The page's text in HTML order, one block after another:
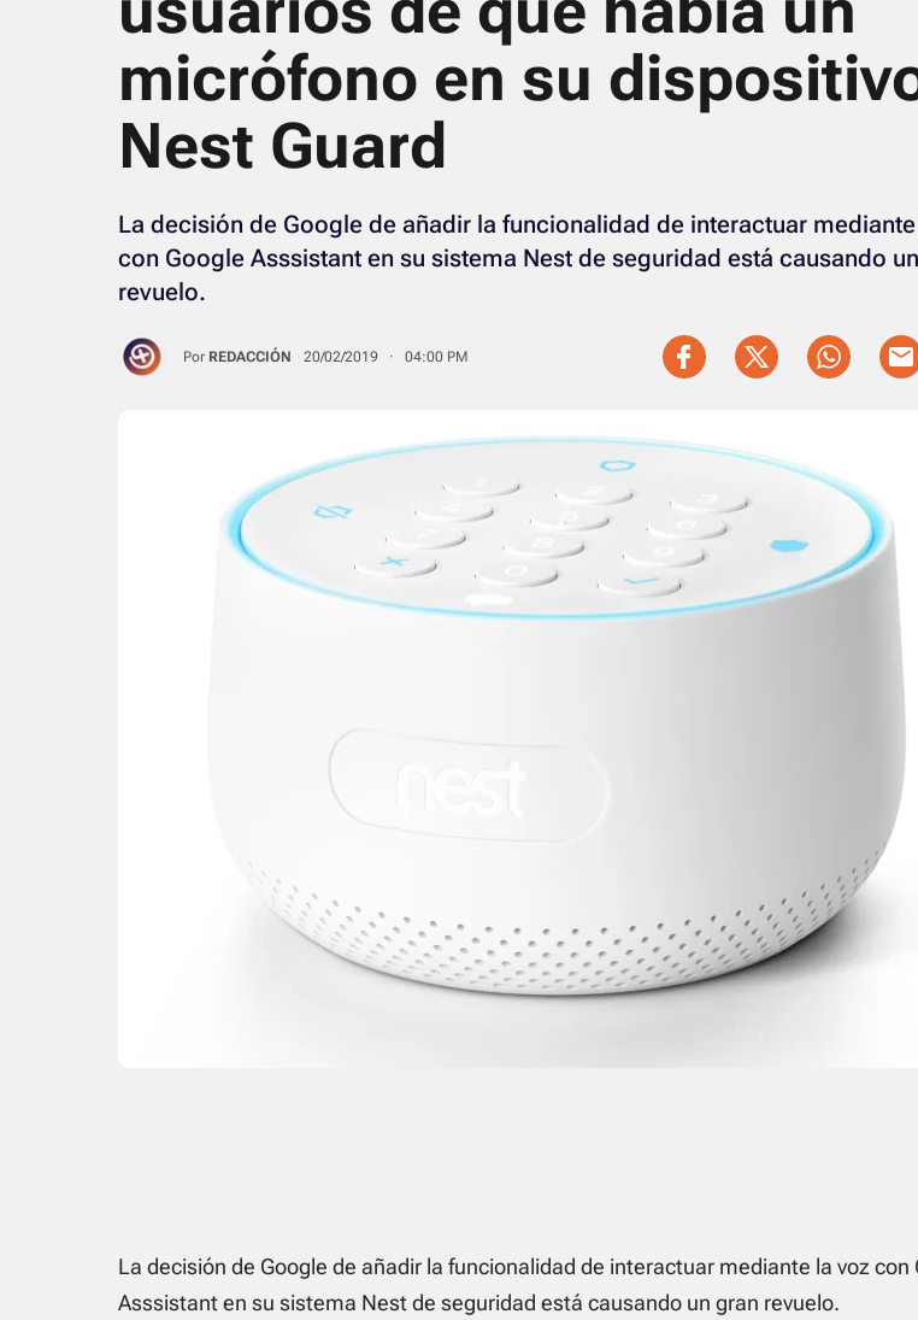
micrófono en su
Nest Guard
La decisión de Google de añadir la funcionalidad de interactuar
con Google Asssistant en su sistema Nest de seguridad está causando
revuelo.
Por REDACCIÓN 20/02/2019 · 04:00 PM
La decisión de Google de añadir la funcionalidad de interactuar mediante la voz con
Asssistant en su sistema Nest de seguridad está causando un gran revuelo.